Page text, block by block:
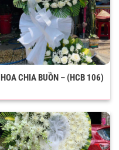
HOA CHIA BUỒN – (HCB 106)